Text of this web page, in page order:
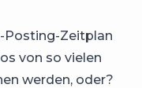
Posting-Zeitplan
von so vielen
werden, oder?